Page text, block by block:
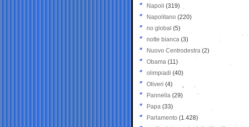
Napoli (319)
Napolitano (220)
no global (5)
notte bianca (3)
Nuovo Centrodestra (2)
Obama (11)
olimpiadi (40)
Oliveri (4)
Pannella (29)
Papa (33)
Parlamento (1.428)